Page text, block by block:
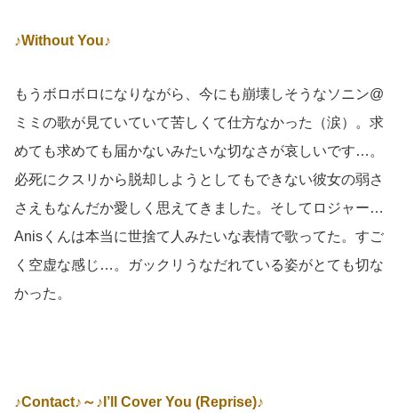
♪Without You♪
もうボロボロになりながら、今にも崩壊しそうなソニン@
ミミの歌が見ていていて苦しくて仕方なかった（涙）。求
めても求めても届かないみたいな切なさが哀しいです…。
必死にクスリから脱却しようとしてもできない彼女の弱さ
さえもなんだか愛しく思えてきました。そしてロジャー…
Anisくんは本当に世捨て人みたいな表情で歌ってた。すご
く空虚な感じ…。ガックリうなだれている姿がとても切な
かった。
♪Contact♪～♪I’ll Cover You (Reprise)♪